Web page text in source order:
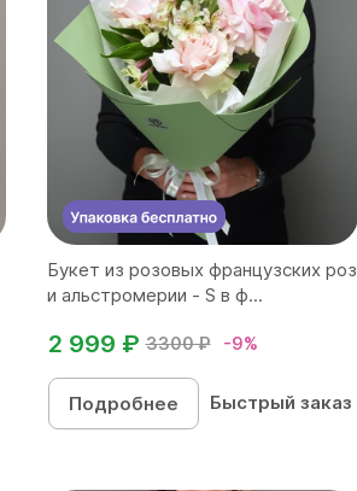
Букет из розовых французских роз
и альстромерии - S в ф...
3300 ₽ -9%
2 999 ₽
Подробнее Быстрый заказ